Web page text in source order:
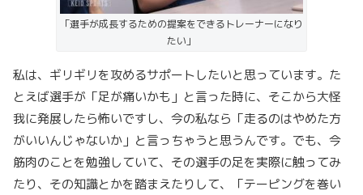
「選手が成長するための提案をできるトレーナーになり
たい」
私は、ギリギリを攻めるサポートしたいと思っています。た
とえば選手が「足が痛いかも」と言った時に、そこから大怪
我に発展したら怖いですし、今の私なら「走るのはやめた方
がいいんじゃないか」と言っちゃうと思うんです。でも、今
筋肉のことを勉強していて、その選手の足を実際に触ってみ
たり、その知識とかを踏まえたりして、「テーピングを巻い